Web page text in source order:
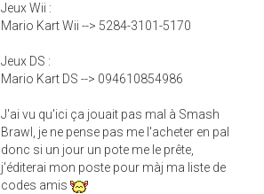
Jeux Wii :
Mario Kart Wii --> 5284-3101-5170
Jeux DS :
Mario Kart DS --> 094610854986
J'ai vu qu'ici ça jouait pas mal à Smash
Brawl, je ne pense pas me l'acheter en pal
donc si un jour un pote me le prête,
j'éditerai mon poste pour màj ma liste de
codes amis